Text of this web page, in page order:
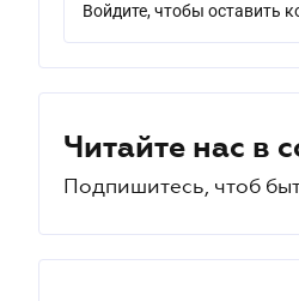
Войдите, чтобы оставить
Читайте нас в
Подпишитесь, чтоб